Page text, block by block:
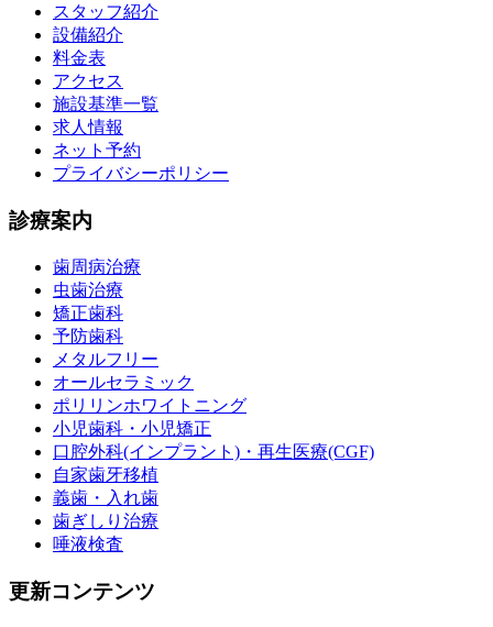
スタッフ紹介
設備紹介
料金表
アクセス
施設基準一覧
求人情報
ネット予約
プライバシーポリシー
診療案内
歯周病治療
虫歯治療
矯正歯科
予防歯科
メタルフリー
オールセラミック
ポリリンホワイトニング
小児歯科・小児矯正
口腔外科(インプラント)・再生医療(CGF)
自家歯牙移植
義歯・入れ歯
歯ぎしり治療
唾液検査
更新コンテンツ